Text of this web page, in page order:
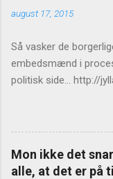
august 17, 2015
Så vasker de
embedsmænd i
politisk side... http://
Mon ikke det
alle, at det er på